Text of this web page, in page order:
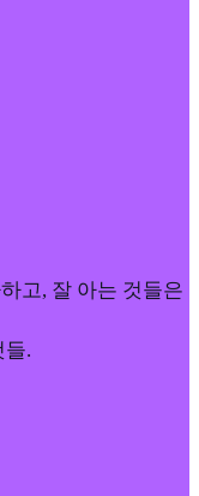
고, 잘 아는 것들은
들.